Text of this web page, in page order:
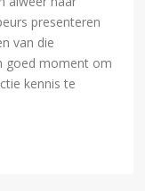
presenteren
van die
goed moment om
kennis te